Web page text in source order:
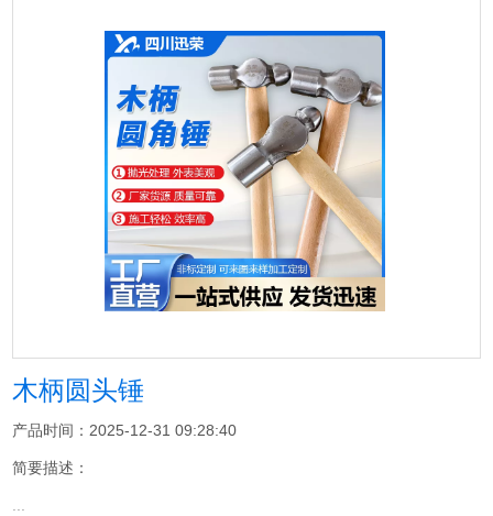
木柄圆头锤
产品时间：2025-12-31 09:28:40
简要描述：
...